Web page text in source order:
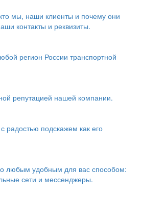
мы, наши клиенты и почему они
контакты и реквизиты.
регион России транспортной
репутацией нашей компании.
радостью подскажем как его
любым удобным для вас способом:
сети и мессенджеры.